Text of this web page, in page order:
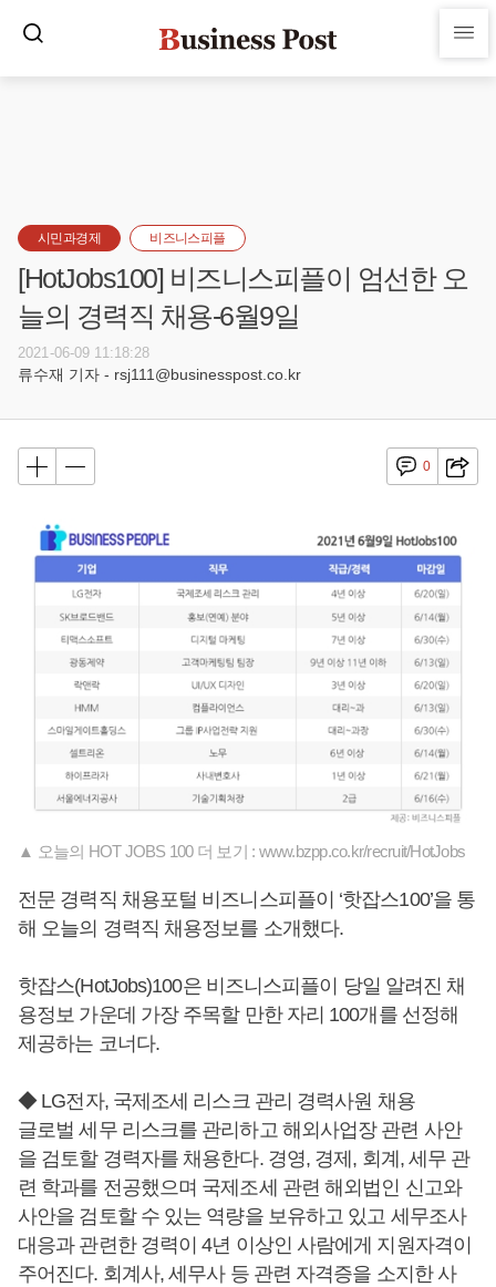
시민과경제 비즈니스피플
[HotJobs100] 비즈니스피플이 엄선한 오
늘의 경력직 채용-6월9일
2021-06-09 11:18:28
류수재 기자 - rsj111@businesspost.co.kr
0
▲ 오늘의 HOT JOBS 100 더 보기 : www.bzpp.co.kr/recruit/HotJobs
전문 경력직 채용포털 비즈니스피플이 ‘핫잡스100’을 통
해 오늘의 경력직 채용정보를 소개했다.
핫잡스(HotJobs)100은 비즈니스피플이 당일 알려진 채
용정보 가운데 가장 주목할 만한 자리 100개를 선정해
제공하는 코너다.
◆ LG전자, 국제조세 리스크 관리 경력사원 채용
글로벌 세무 리스크를 관리하고 해외사업장 관련 사안
을 검토할 경력자를 채용한다. 경영, 경제, 회계, 세무 관
련 학과를 전공했으며 국제조세 관련 해외법인 신고와
사안을 검토할 수 있는 역량을 보유하고 있고 세무조사
대응과 관련한 경력이 4년 이상인 사람에게 지원자격이
주어진다. 회계사, 세무사 등 관련 자격증을 소지한 사